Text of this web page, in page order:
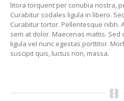
litora torquent per conubia nostra,
Curabitur sodales ligula in libero.
Curabitur tortor. Pellentesque nibh.
sem at dolor. Maecenas mattis.
ligula vel nunc egestas porttitor.
suscipit quis, luctus non, massa.